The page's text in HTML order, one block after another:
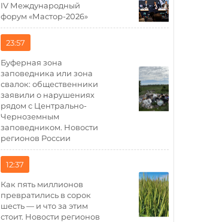
IV Международный
форум «Мастор-2026»
23:57
Буферная зона
заповедника или зона
свалок: общественники
заявили о нарушениях
рядом с Центрально-
Черноземным
заповедником. Новости
регионов России
12:37
Как пять миллионов
превратились в сорок
шесть — и что за этим
стоит. Новости регионов